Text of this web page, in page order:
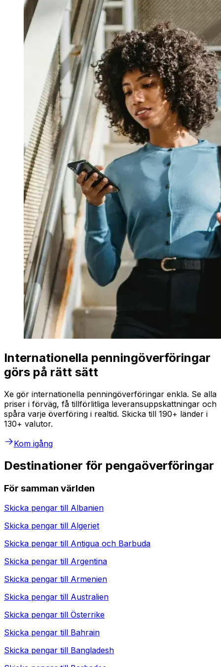
Internationella penningöverföringar
görs på rätt sätt
Xe gör internationella penningöverföringar enkla. Se alla
priser i förväg, få tillförlitliga leveransuppskattningar och
spåra varje överföring i realtid. Skicka till 190+ länder i
130+ valutor.
Kom igång
Destinationer för pengaöverföringar
För samman världen
Skicka pengar till Albanien
Skicka pengar till Algeriet
Skicka pengar till Antigua och Barbuda
Skicka pengar till Argentina
Skicka pengar till Armenien
Skicka pengar till Australien
Skicka pengar till Österrike
Skicka pengar till Bahrain
Skicka pengar till Bangladesh